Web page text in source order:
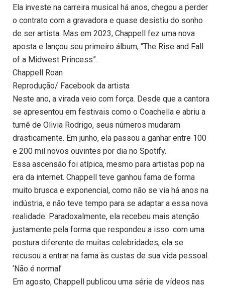
Ela investe na carreira musical há anos, chegou a perder
o contrato com a gravadora e quase desistiu do sonho
de ser artista. Mas em 2023, Chappell fez uma nova
aposta e lançou seu primeiro álbum, “The Rise and Fall
of a Midwest Princess”.
Chappell Roan
Reprodução/ Facebook da artista
Neste ano, a virada veio com força. Desde que a cantora
se apresentou em festivais como o Coachella e abriu a
turnê de Olivia Rodrigo, seus números mudaram
drasticamente. Em junho, ela passou a ganhar entre 100
e 200 mil novos ouvintes por dia no Spotify.
Essa ascensão foi atípica, mesmo para artistas pop na
era da internet. Chappell teve ganhou fama de forma
muito brusca e exponencial, como não se via há anos na
indústria, e não teve tempo para se adaptar a essa nova
realidade. Paradoxalmente, ela recebeu mais atenção
justamente pela forma que respondeu a isso: com uma
postura diferente de muitas celebridades, ela se
recusou a entrar na fama às custas de sua vida pessoal.
‘Não é normal’
Em agosto, Chappell publicou uma série de vídeos nas